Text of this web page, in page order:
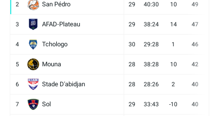
2 San Pédro 29 40:30 10 49
3 AFAD-Plateau 29 38:24 14 47
4 Tchologo 30 29:28 1 46
5 Mouna 28 38:28 10 42
6 Stade D'abidjan 28 28:26 2 40
7 Sol 29 33:43 -10 40